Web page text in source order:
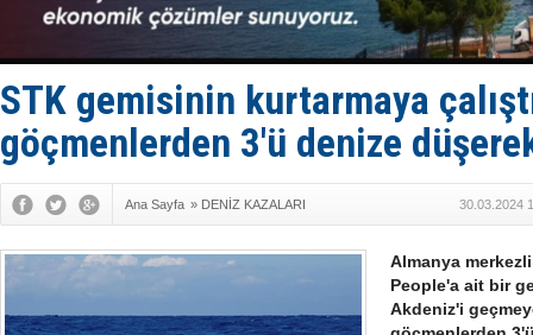
Tekne, su
Dışişleri
STK gemisinin kurtarmaya
göçmenlerden 3'ü denize
Ana Sayfa » DENİZ KAZALARI 30.03.2024
Almanya
People'a ait bir
Akdeniz'i